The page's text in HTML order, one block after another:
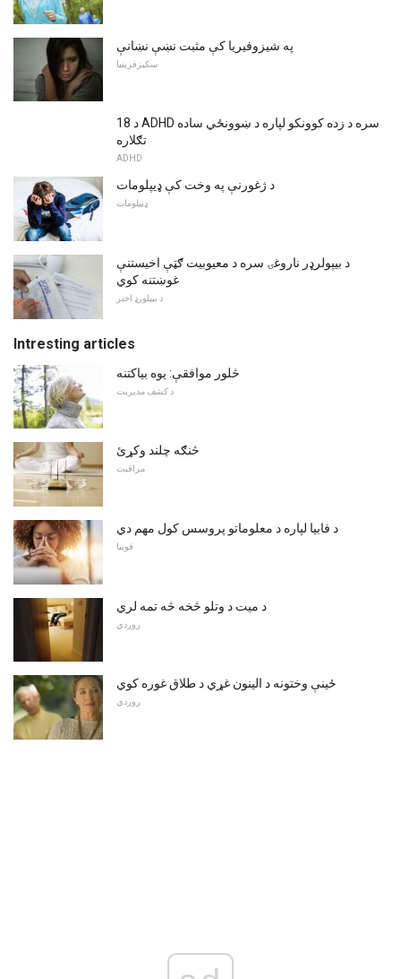
په شیزوفیریا کې مثبت نښې نښانې
سکیزفرینیا
18 د ADHD سره د زده کوونکو لپاره د ښوونځي ساده
تګلاره
ADHD
د ژغورنې په وخت کې ډیپلومات
ډیپلومات
د بیپولرډر ناروغۍ سره د معیوبیت ګټې اخیستنې
غوښتنه کوي
د بیپلورډ اختر
Intresting articles
څلور موافقې: یوه بیاکتنه
د کشف مدیریت
څنګه چلند وکړئ
مراقبت
د فابیا لپاره د معلوماتو پروسس کول مهم دي
فوبیا
د میت د وتلو څخه څه تمه لري
روږدي
ځینې ​​وختونه د الینون غړي د طلاق غوره کوي
روږدي